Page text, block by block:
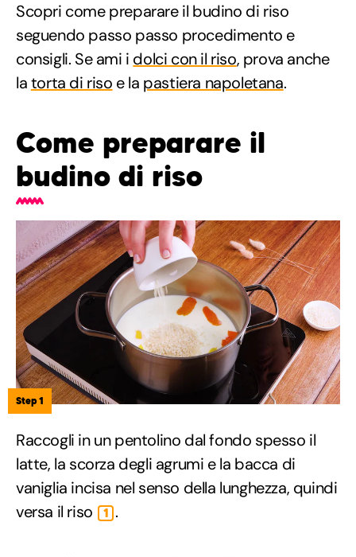
Scopri come preparare il budino di riso
seguendo passo passo procedimento e
consigli. Se ami i dolci con il riso, prova anche
latorta di riso e la pastiera napoletana.
Come preparare il
budino di riso
Step 1
Raccogli in un pentolino dal fondo spesso il
latte, la scorza degli agrumi e la bacca di
vaniglia incisa nel senso della lunghezza, quindi
versa il riso
1 .